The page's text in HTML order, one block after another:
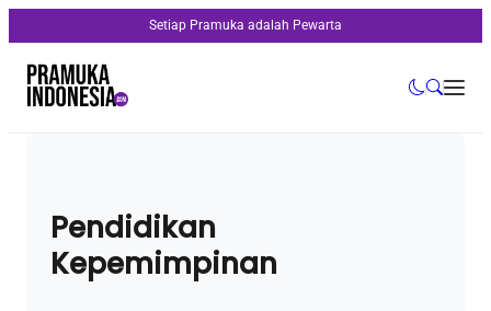
Setiap Pramuka adalah Pewarta
Pendidikan
Kepemimpinan